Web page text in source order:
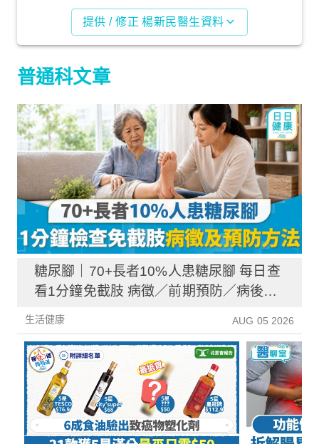
提供 / 修正 楊新民醫生資料
普通科文章
糖尿腳｜70+長者10%人患糖尿腳 每日查
看1分鐘免截肢 病徵／前期預防／病後護
理一文睇清
生活健康 AUG 05 2026